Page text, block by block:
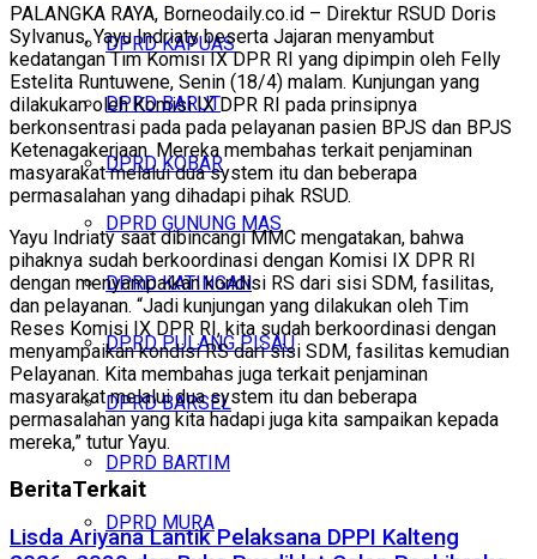
DPRD KAPUAS
DPRD BARUT
DPRD KOBAR
DPRD GUNUNG MAS
DPRD KATINGAN
DPRD PULANG PISAU
DPRD BARSEL
DPRD BARTIM
DPRD MURA
PALANGKA RAYA, Borneodaily.co.id – Direktur RSUD Doris
Sylvanus, Yayu Indriaty beserta Jajaran menyambut
kedatangan Tim Komisi IX DPR RI yang dipimpin oleh Felly
Estelita Runtuwene, Senin (18/4) malam. Kunjungan yang
dilakukan oleh Komisi IX DPR RI pada prinsipnya
berkonsentrasi pada pada pelayanan pasien BPJS dan BPJS
Ketenagakerjaan. Mereka membahas terkait penjaminan
masyarakat melalui dua system itu dan beberapa
permasalahan yang dihadapi pihak RSUD.
Yayu Indriaty saat dibincangi MMC mengatakan, bahwa
pihaknya sudah berkoordinasi dengan Komisi IX DPR RI
dengan menyampaikan kondisi RS dari sisi SDM, fasilitas,
dan pelayanan. “Jadi kunjungan yang dilakukan oleh Tim
Reses Komisi IX DPR RI, kita sudah berkoordinasi dengan
menyampaikan kondisi RS dari sisi SDM, fasilitas kemudian
Pelayanan. Kita membahas juga terkait penjaminan
masyarakat melalui dua system itu dan beberapa
permasalahan yang kita hadapi juga kita sampaikan kepada
mereka,” tutur Yayu.
BeritaTerkait
Lisda Ariyana Lantik Pelaksana DPPI Kalteng